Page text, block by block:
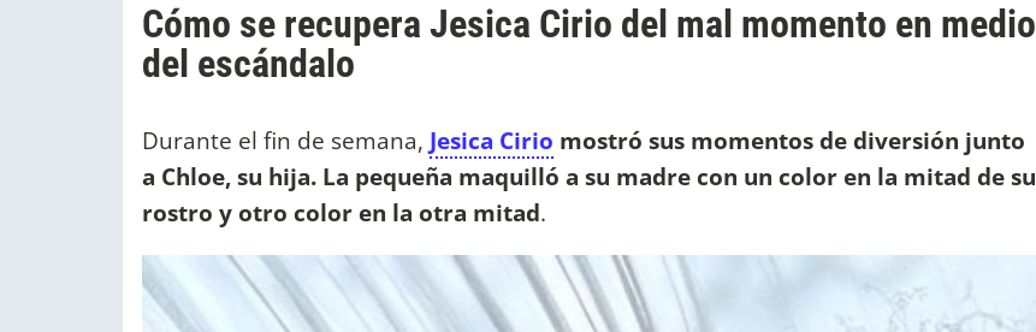
Cómo se recupera Jesica Cirio del mal momento en medio
del escándalo
Durante el fin de semana, Jesica Cirio mostró sus momentos de diversión junto
a Chloe, su hija. La pequeña maquilló a su madre con un color en la mitad de su
rostro y otro color en la otra mitad.